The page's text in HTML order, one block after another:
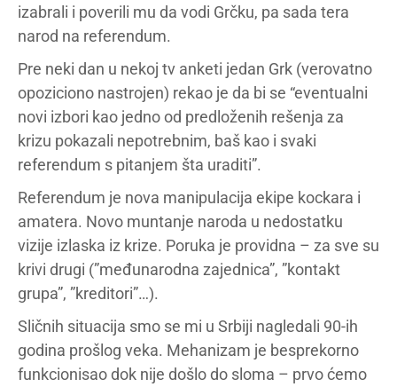
izabrali i poverili mu da vodi Grčku, pa sada tera
narod na referendum.
Pre neki dan u nekoj tv anketi jedan Grk (verovatno
opoziciono nastrojen) rekao je da bi se “eventualni
novi izbori kao jedno od predloženih rešenja za
krizu pokazali nepotrebnim, baš kao i svaki
referendum s pitanjem šta uraditi”.
Referendum je nova manipulacija ekipe kockara i
amatera. Novo muntanje naroda u nedostatku
vizije izlaska iz krize. Poruka je providna – za sve su
krivi drugi (”međunarodna zajednica”, ”kontakt
grupa”, ”kreditori”…).
Sličnih situacija smo se mi u Srbiji nagledali 90-ih
godina prošlog veka. Mehanizam je besprekorno
funkcionisao dok nije došlo do sloma – prvo ćemo